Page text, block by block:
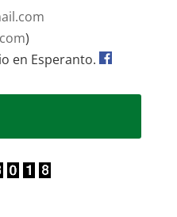
)
en Esperanto.